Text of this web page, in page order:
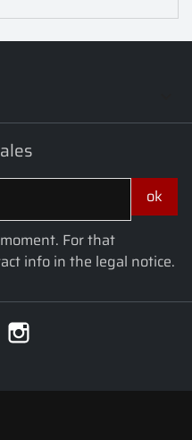
For that
info in the legal notice.